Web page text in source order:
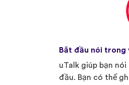
Bắt đầu nói trong
uTalk giúp bạn
đầu. Bạn có thể